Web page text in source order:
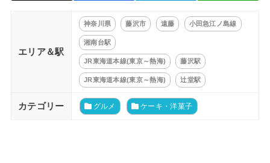
エリア＆駅
神奈川県 藤沢市 遠藤 小田急江ノ島線
湘南台駅
JR東海道本線(東京～熱海) 藤沢駅
JR東海道本線(東京～熱海) 辻堂駅
カテゴリー グルメ ケーキ・洋菓子